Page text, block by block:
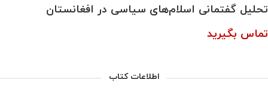
تحلیل گفتمانی اسلام‌های سیاسی در افغانستان
تماس بگیرید
اطلاعات کتاب